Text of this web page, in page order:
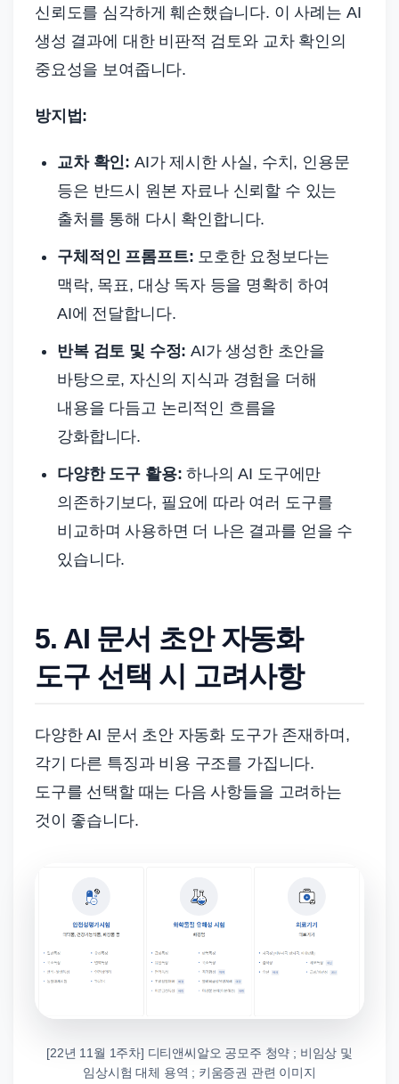
신뢰도를 심각하게 훼손했습니다. 이 사례는 AI
생성 결과에 대한 비판적 검토와 교차 확인의
중요성을 보여줍니다.
방지법:
교차 확인: AI가 제시한 사실, 수치, 인용문
등은 반드시 원본 자료나 신뢰할 수 있는
출처를 통해 다시 확인합니다.
구체적인 프롬프트: 모호한 요청보다는
맥락, 목표, 대상 독자 등을 명확히 하여
AI에 전달합니다.
반복 검토 및 수정: AI가 생성한 초안을
바탕으로, 자신의 지식과 경험을 더해
내용을 다듬고 논리적인 흐름을
강화합니다.
다양한 도구 활용: 하나의 AI 도구에만
의존하기보다, 필요에 따라 여러 도구를
비교하며 사용하면 더 나은 결과를 얻을 수
있습니다.
5. AI 문서 초안 자동화
도구 선택 시 고려사항
다양한 AI 문서 초안 자동화 도구가 존재하며,
각기 다른 특징과 비용 구조를 가집니다.
도구를 선택할 때는 다음 사항들을 고려하는
것이 좋습니다.
[22년 11월 1주차] 디티앤씨알오 공모주 청약 ; 비임상 및
임상시험 대체 용역 ; 키움증권 관련 이미지